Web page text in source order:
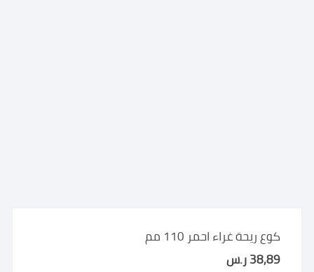
كوع ريحة غراء احمر 110 مم
38,89ر.س